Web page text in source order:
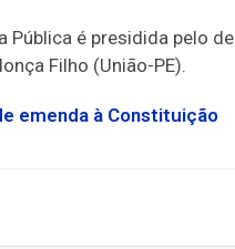
Pública é presidida pelo
Filho (União-PE).
emenda à Constituição